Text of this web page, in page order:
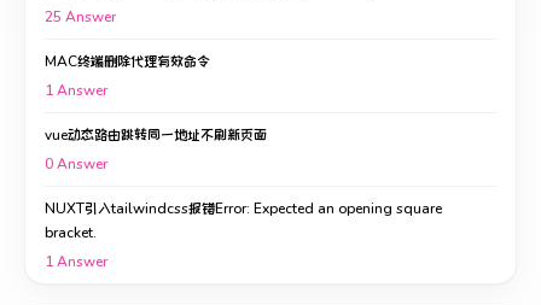
25 Answer
MAC终端删除代理有效命令
1Answer
vue动态路由跳转同一地址不刷新页面
0Answer
NUXT引入tailwindcss报错Error: Expected an opening square
bracket.
1Answer